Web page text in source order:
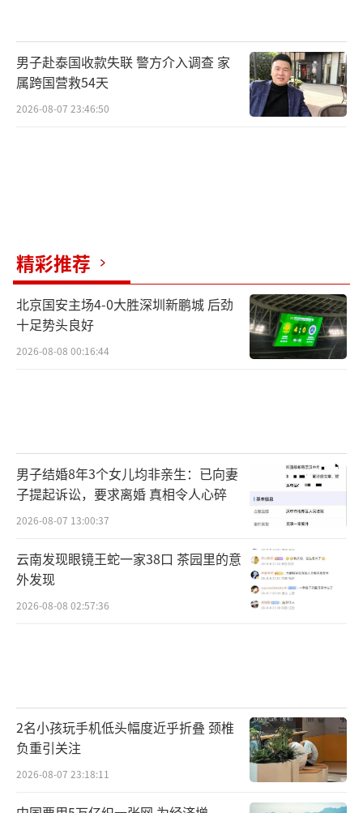
男子赴泰国收款失联 警方介入调查 家
属跨国营救54天
2026-08-07 23:46:50
精彩推荐
北京国安主场4-0大胜深圳新鹏城 后劲
十足势头良好
2026-08-08 00:16:44
男子结婚8年3个女儿均非亲生：已向妻
子提起诉讼，要求离婚 真相令人心碎
2026-08-07 13:00:37
云南发现眼镜王蛇一家38口 茶园里的意
外发现
2026-08-08 02:57:36
2名小孩玩手机低头幅度近乎折叠 颈椎
负重引关注
2026-08-07 23:18:11